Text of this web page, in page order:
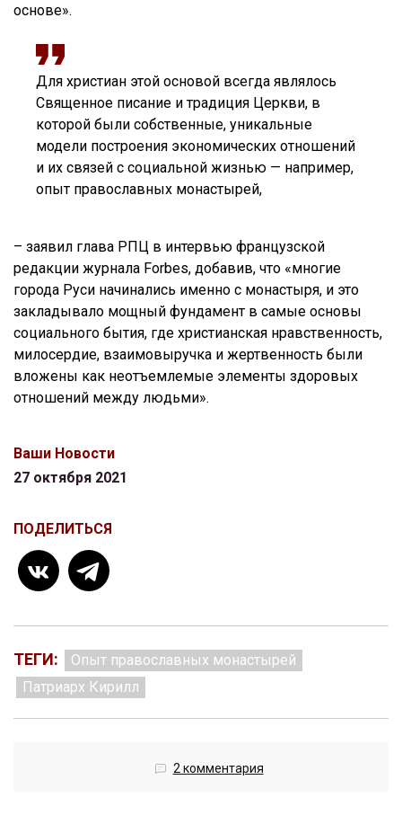
основе».
Для христиан этой основой всегда являлось
Священное писание и традиция Церкви, в
которой были собственные, уникальные
модели построения экономических отношений
и их связей с социальной жизнью — например,
опыт православных монастырей,
– заявил глава РПЦ в интервью французской
редакции журнала Forbes, добавив, что «многие
города Руси начинались именно с монастыря, и это
закладывало мощный фундамент в самые основы
социального бытия, где христианская нравственность,
милосердие, взаимовыручка и жертвенность были
вложены как неотъемлемые элементы здоровых
отношений между людьми».
Ваши Новости
27 октября 2021
ПОДЕЛИТЬСЯ
ТЕГИ:
Опыт православных монастырей
Патриарх Кирилл
2 комментария